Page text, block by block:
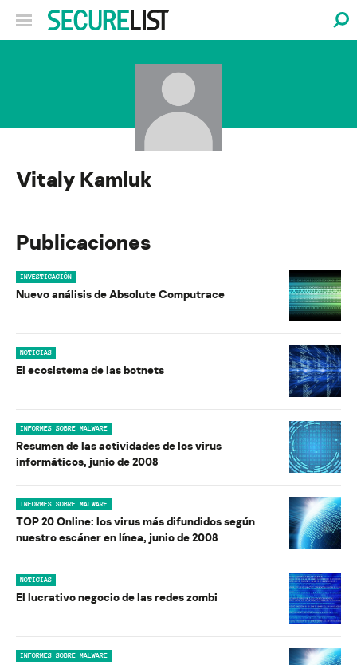
Vitaly Kamluk
Publicaciones
INVESTIGACIÓN
Nuevo análisis de Absolute Computrace
NOTICIAS
El ecosistema de las botnets
INFORMES SOBRE MALWARE
Resumen de las actividades de los virus
informáticos, junio de 2008
INFORMES SOBRE MALWARE
TOP 20 Online: los virus más difundidos según
nuestro escáner en línea, junio de 2008
NOTICIAS
El lucrativo negocio de las redes zombi
INFORMES SOBRE MALWARE